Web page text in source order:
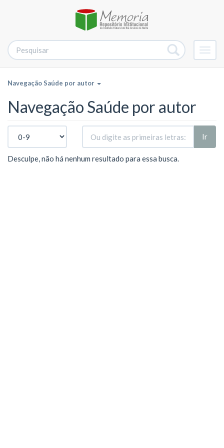
Navegação Saúde por autor
Navegação Saúde por autor
Ir
Desculpe, não há nenhum resultado para essa busca.